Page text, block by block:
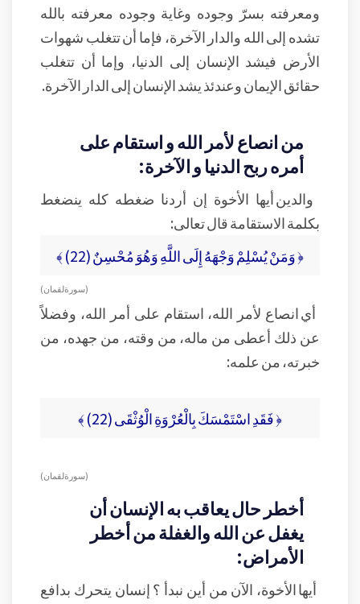
ومعرفته بسرّ وجوده وغاية وجوده معرفته بالله
تشده إلى الله والدار الآخرة، فإما أن تتغلب شهوات
الأرض فيشد الإنسان إلى الدنيا، وإما أن تتغلب
حقائق الإيمان وعندئذ يشد الإنسان إلى الدار الآخرة.
من انصاع لأمر الله و استقام على
أمره ربح الدنيا و الآخرة:
والدين أيها الأخوة إن أردنا ضغطه كله ينضغط
بكلمة الاستقامة قال تعالى:
﴿ وَمَنْ يُسْلِمْ وَجْهَهُ إِلَى اللَّهِ وَهُوَ مُحْسِنٌ (22) ﴾
( سورة لقمان )
أي انصاع لأمر الله، استقام على أمر الله، وفضلاً
عن ذلك أعطى من ماله، من وقته، من جهده، من
خبرته، من علمه:
﴿ فَقَدِ اسْتَمْسَكَ بِالْعُرْوَةِ الْوُثْقَى (22) ﴾
( سورة لقمان )
أخطر حال يعاقب به الإنسان أن
يغفل عن الله والغفلة من أخطر
الأمراض:
أيها الأخوة، الآن من أين نبدأ ؟ إنسان يتحرك بدافع